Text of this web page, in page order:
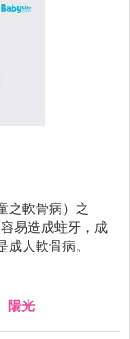
之軟骨病）之
易造成蛀牙，成
人軟骨病。
陽光